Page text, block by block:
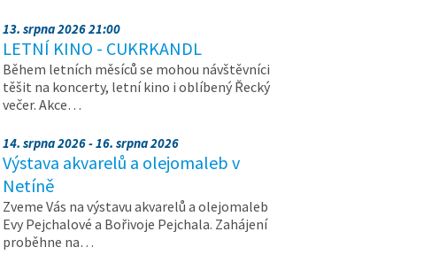
13. srpna 2026 21:00
LETNÍ KINO - CUKRKANDL
Během letních měsíců se mohou návštěvníci
těšit na koncerty, letní kino i oblíbený Řecký
večer. Akce…
14. srpna 2026 - 16. srpna 2026
Výstava akvarelů a olejomaleb v
Netíně
Zveme Vás na výstavu akvarelů a olejomaleb
Evy Pejchalové a Bořivoje Pejchala. Zahájení
proběhne na…